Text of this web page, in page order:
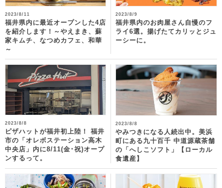
2023/8/11
福井県内に最近オープンした4店
を紹介します！～やえまき、蘇
家キムチ、なつめカフェ、和華
～
2023/8/9
福井県内のお肉屋さん自慢のフ
ライ6選。揚げたてカリッとジュ
ーシーに。
2023/8/8
ピザハットが福井初上陸！ 福井
市の「オレボステーション高木
中央店」内に8/11(金･祝)オープ
ンするって。
2023/8/8
やみつきになる人続出中。美浜
町にある九十百千 中道源蔵茶舗
の「へしこソフト」【ローカル
食遺産】